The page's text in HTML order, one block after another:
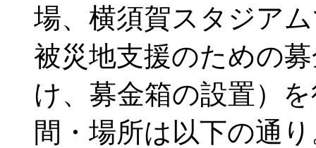
場、横須賀スタジア
被災地支援のための
け、募金箱の設置）
間・場所は以下の通